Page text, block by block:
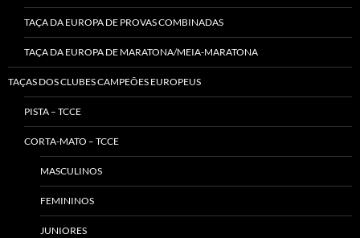
TAÇA DA EUROPA DE PROVAS COMBINADAS
TAÇA DA EUROPA DE MARATONA/MEIA-MARATONA
TAÇAS DOS CLUBES CAMPEÕES EUROPEUS
PISTA – TCCE
CORTA-MATO – TCCE
MASCULINOS
FEMININOS
JUNIORES